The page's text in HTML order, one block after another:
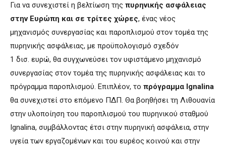
Για να συνεχιστεί η βελτίωση της πυρηνικής ασφάλειας
στην Ευρώπη και σε τρίτες χώρες, ένας νέος
μηχανισμός συνεργασίας και παροπλισμού στον τομέα της
πυρηνικής ασφάλειας, με προϋπολογισμό σχεδόν
1 δισ. ευρώ, θα συγχωνεύσει τον υφιστάμενο μηχανισμό
συνεργασίας στον τομέα της πυρηνικής ασφάλειας και το
πρόγραμμα παροπλισμού. Επιπλέον, το πρόγραμμα Ignalina
θα συνεχιστεί στο επόμενο ΠΔΠ. Θα βοηθήσει τη Λιθουανία
στην υλοποίηση του παροπλισμού του πυρηνικού σταθμού
Ignalina, συμβάλλοντας έτσι στην πυρηνική ασφάλεια, στην
υγεία των εργαζομένων και του ευρέος κοινού και στην